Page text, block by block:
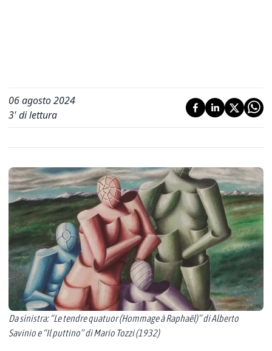
06 agosto 2024
3' di lettura
Da sinistra: “Le tendre quatuor (Hommage à Raphaël)” di Alberto
Savinio e “Il puttino” di Mario Tozzi (1932)